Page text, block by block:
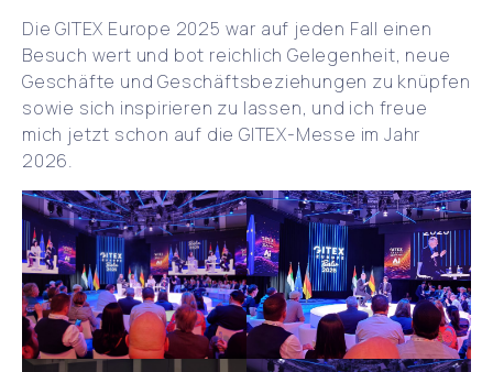
Die GITEX Europe 2025 war auf jeden Fall einen
Besuch wert und bot reichlich Gelegenheit, neue
Geschäfte und Geschäftsbeziehungen zu knüpfen
sowie sich inspirieren zu lassen, und ich freue
mich jetzt schon auf die GITEX-Messe im Jahr
2026.